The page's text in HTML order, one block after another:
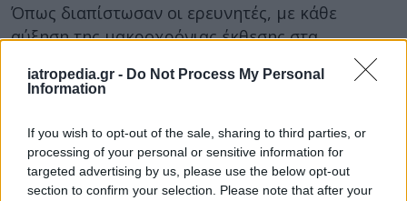
iatropedia.gr - Do Not Process My Personal
Information
If you wish to opt-out of the sale, sharing to third parties, or
processing of your personal or sensitive information for
targeted advertising by us, please use the below opt-out
section to confirm your selection. Please note that after your
Όπως διαπίστωσαν οι ερευνητές, με κάθε
αύξηση της μακροχρόνιας έκθεσης στα
μικροσκοπικά αιωρούμενα σωματίδια ΡΜ2,5
κατά 1 μικρογραμμάριο ανά κυβικό μέτρο,
Κατά 11% η συσσώρευση ασβεστίου στις
στεφανιαίες αρτηρίες
Κατά 13% η αθηρωματική πλάκα